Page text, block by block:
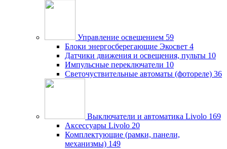
Управление освещением 59
Блоки энергосберегающие Экосвет 4
Датчики движения и освещения, пульты 10
Импульсные переключатели 10
Светочуствительные автоматы (фотореле) 36
Выключатели и автоматика Livolo 169
Аксессуары Livolo 20
Комплектующие (рамки, панели,
механизмы) 149